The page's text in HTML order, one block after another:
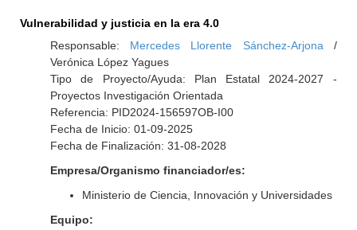
Vulnerabilidad y justicia en la era 4.0
Responsable: Mercedes Llorente Sánchez-Arjona /
Verónica López Yagues
Tipo de Proyecto/Ayuda: Plan Estatal 2024-2027 -
Proyectos Investigación Orientada
Referencia: PID2024-156597OB-I00
Fecha de Inicio: 01-09-2025
Fecha de Finalización: 31-08-2028
Empresa/Organismo financiador/es:
Ministerio de Ciencia, Innovación y Universidades
Equipo: